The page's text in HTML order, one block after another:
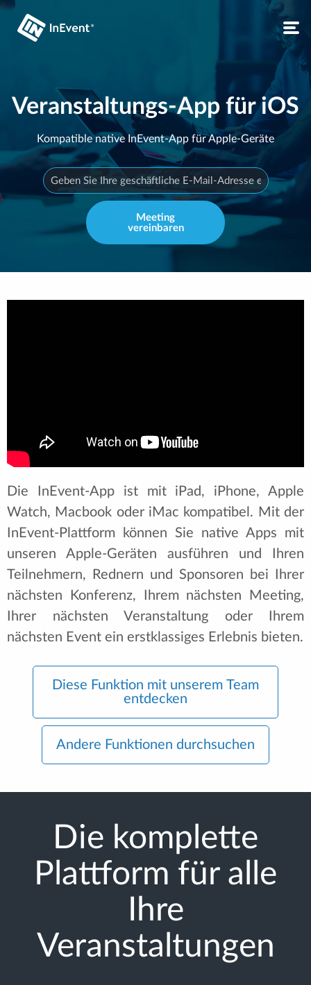
Veranstaltungs-App für iOS
Kompatible native InEvent-App für Apple-Geräte
Meeting
vereinbaren
Die InEvent-App ist mit iPad, iPhone, Apple
Watch, Macbook oder iMac kompatibel. Mit der
InEvent-Plattform können Sie native Apps mit
unseren Apple-Geräten ausführen und Ihren
Teilnehmern, Rednern und Sponsoren bei Ihrer
nächsten Konferenz, Ihrem nächsten Meeting,
Ihrer nächsten Veranstaltung oder Ihrem
nächsten Event ein erstklassiges Erlebnis bieten.
Diese Funktion mit unserem Team
entdecken
Andere Funktionen durchsuchen
Die komplette
Plattform für alle
Ihre
Veranstaltungen